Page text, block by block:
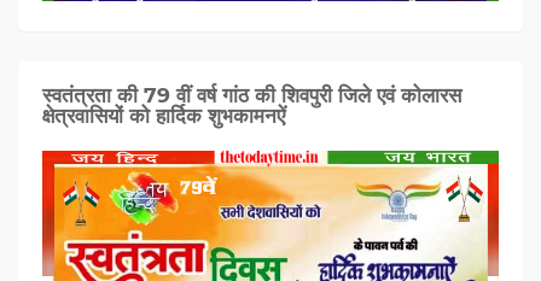
स्वतंत्रता की 79 वीं वर्ष गांठ की शिवपुरी जिले एवं कोलारस
क्षेत्रवासियों को हार्दिक शुभकामनऐं